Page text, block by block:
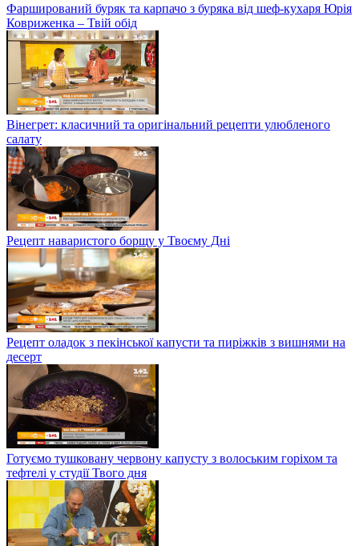
Фарширований буряк та карпачо з буряка від шеф-кухаря Юрія
Ковриженка – Твій обід
Вінегрет: класичний та оригінальний рецепти улюбленого
салату
Рецепт наваристого борщу у Твоєму Дні
Рецепт оладок з пекінської капусти та пиріжків з вишнями на
десерт
Готуємо тушковану червону капусту з волоським горіхом та
тефтелі у студії Твого дня